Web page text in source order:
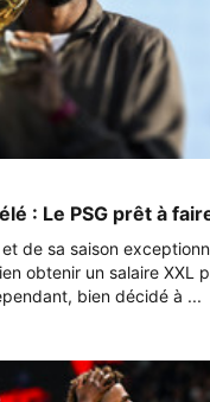
: Le PSG prêt à
de sa saison
obtenir un salaire XXL
bien décidé à ...